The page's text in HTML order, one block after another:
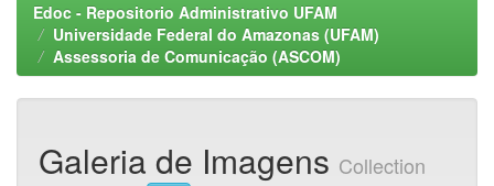
Edoc - Repositorio Administrativo UFAM
Universidade Federal do Amazonas (UFAM)
Assessoria de Comunicação (ASCOM)
Galeria de Imagens Collection